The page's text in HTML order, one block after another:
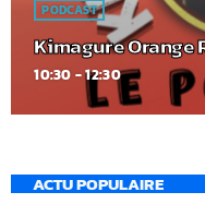
PODCAST
Kimagure Orange
10:30 - 12:30
ACTU POPULAIRE